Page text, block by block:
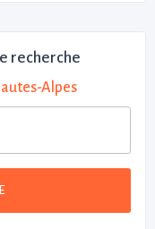
recherche
Alpes